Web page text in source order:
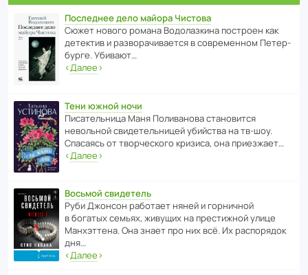
Последнее дело майора Чистова
Сюжет нового романа Водо­ла­з­кина пост­роен как
дете­ктив и разво­ра­чи­ва­ется в совре­менном Пете­р­
бурге. Убивают…
‹Далее›
Тени южной ночи
Писа­тель­ница Маня Поли­ва­нова стано­вится
невольной свиде­тель­ницей убийства на тв-шоу.
Спасаясь от твор­че­с­кого кризиса, она приезжает…
‹Далее›
Восьмой свидетель
Руби Джонсон рабо­тает няней и горни­чной
в богатых семьях, живущих на прес­ти­жной улице
Манх­эт­тена. Она знает про них всё. Их распо­рядок
дня…
‹Далее›